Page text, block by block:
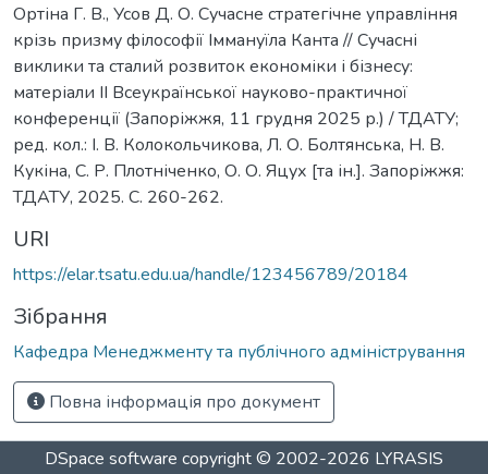
Ортіна Г. В., Усов Д. О. Сучасне стратегічне управління
крізь призму філософії Іммануїла Канта // Сучасні
виклики та сталий розвиток економіки і бізнесу:
матеріали IІ Всеукраїнської науково-практичної
конференції (Запоріжжя, 11 грудня 2025 р.) / ТДАТУ;
ред. кол.: І. В. Колокольчикова, Л. О. Болтянська, Н. В.
Кукіна, С. Р. Плотніченко, О. О. Яцух [та ін.]. Запоріжжя:
ТДАТУ, 2025. С. 260-262.
URI
https://elar.tsatu.edu.ua/handle/123456789/20184
Зібрання
Кафедра Менеджменту та публічного адміністрування
Повна інформація про документ
DSpace software copyright © 2002-2026 LYRASIS